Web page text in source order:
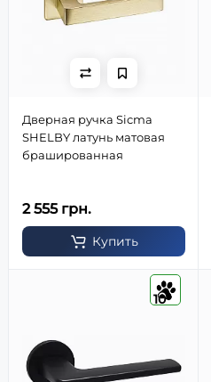
Дверная ручка Sicma
SHELBY латунь матовая
брашированная
2 555 грн.
Купить
10